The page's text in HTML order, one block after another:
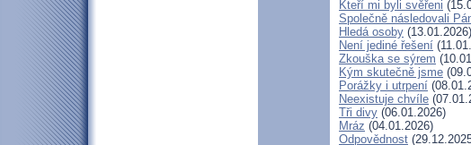
Kteří mi byli svěřeni
Společně následovali
Hledá osoby (13.01.2026)
Není jediné řešení
Zkouška se sýrem
Kým skutečně jsme
Porážky i utrpení
Neexistuje chvíle
Tři divy (06.01.2026)
Mráz (04.01.2026)
Odpovědnost